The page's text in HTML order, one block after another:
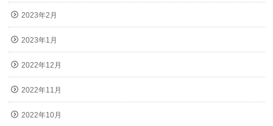
2023年2月
2023年1月
2022年12月
2022年11月
2022年10月